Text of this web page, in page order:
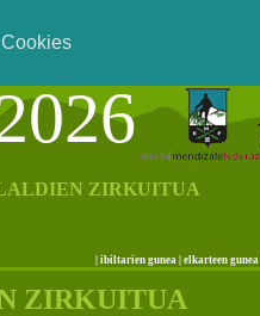
ZIRKUITUA
ibiltarien gunea elkarteen gunea
ZIRKUITUA